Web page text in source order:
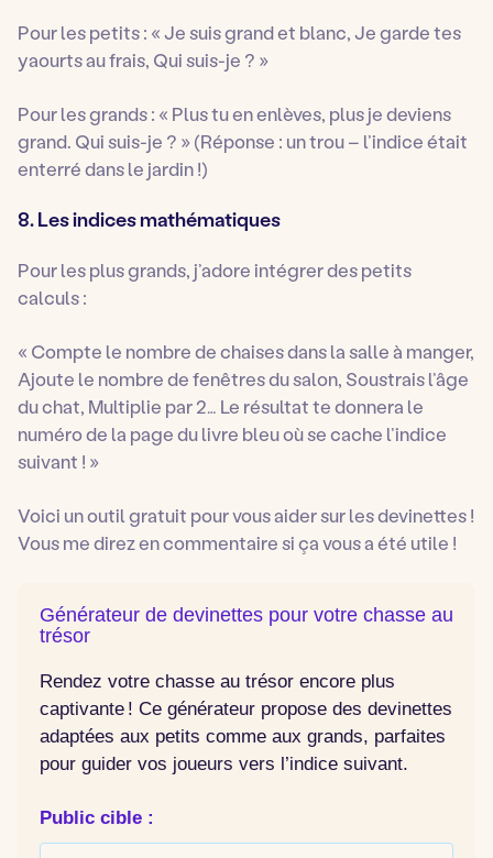
Pour les petits : « Je suis grand et blanc, Je garde tes
yaourts au frais, Qui suis-je ? »
Pour les grands : « Plus tu en enlèves, plus je deviens
grand. Qui suis-je ? » (Réponse : un trou – l’indice était
enterré dans le jardin !)
8. Les indices mathématiques
Pour les plus grands, j’adore intégrer des petits
calculs :
« Compte le nombre de chaises dans la salle à manger,
Ajoute le nombre de fenêtres du salon, Soustrais l’âge
du chat, Multiplie par 2… Le résultat te donnera le
numéro de la page du livre bleu où se cache l’indice
suivant ! »
Voici un outil gratuit pour vous aider sur les devinettes !
Vous me direz en commentaire si ça vous a été utile !
Générateur de devinettes pour votre chasse au
trésor
Rendez votre chasse au trésor encore plus
captivante ! Ce générateur propose des devinettes
adaptées aux petits comme aux grands, parfaites
pour guider vos joueurs vers l’indice suivant.
Public cible :